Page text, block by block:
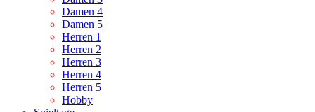
Damen 4
Damen 5
Herren 1
Herren 2
Herren 3
Herren 4
Herren 5
Hobby